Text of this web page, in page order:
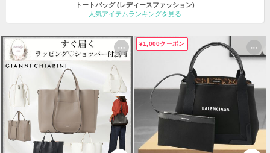
トートバッグ (レディースファッション)
人気アイテムランキングを見る
¥1,000クーポン